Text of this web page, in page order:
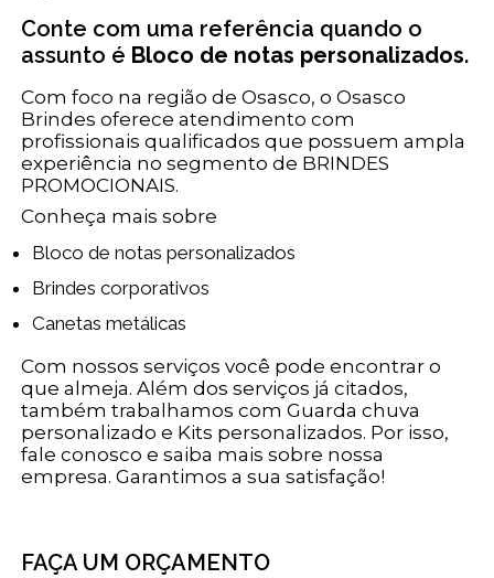
Conte com uma referência quando o
assunto é Bloco de notas personalizados.
Com foco na região de Osasco, o Osasco
Brindes oferece atendimento com
profissionais qualificados que possuem ampla
experiência no segmento de BRINDES
PROMOCIONAIS.
Conheça mais sobre
Bloco de notas personalizados
Brindes corporativos
Canetas metálicas
Com nossos serviços você pode encontrar o
que almeja. Além dos serviços já citados,
também trabalhamos com Guarda chuva
personalizado e Kits personalizados. Por isso,
fale conosco e saiba mais sobre nossa
empresa. Garantimos a sua satisfação!
FAÇA UM ORÇAMENTO